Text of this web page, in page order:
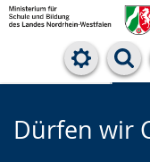
Dürfen wir